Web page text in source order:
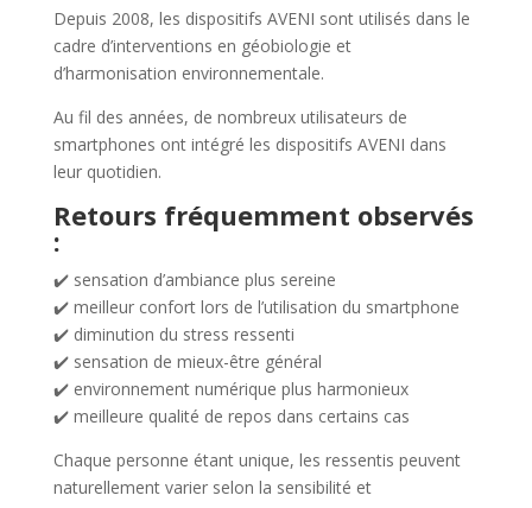
Depuis 2008, les dispositifs AVENI sont utilisés dans le
cadre d’interventions en géobiologie et
d’harmonisation environnementale.
Au fil des années, de nombreux utilisateurs de
smartphones ont intégré les dispositifs AVENI dans
leur quotidien.
Retours fréquemment observés
:
✔️ sensation d’ambiance plus sereine
✔️ meilleur confort lors de l’utilisation du smartphone
✔️ diminution du stress ressenti
✔️ sensation de mieux-être général
✔️ environnement numérique plus harmonieux
✔️ meilleure qualité de repos dans certains cas
Chaque personne étant unique, les ressentis peuvent
naturellement varier selon la sensibilité et